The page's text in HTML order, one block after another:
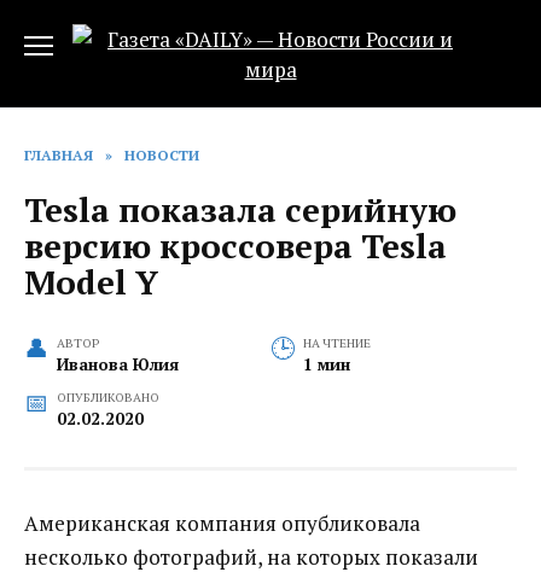
ГЛАВНАЯ » НОВОСТИ
Tesla показала серийную
версию кроссовера Tesla
Model Y
АВТОР
Иванова Юлия
НА ЧТЕНИЕ
1 мин
ОПУБЛИКОВАНО
02.02.2020
Американская компания опубликовала
несколько фотографий, на которых показали